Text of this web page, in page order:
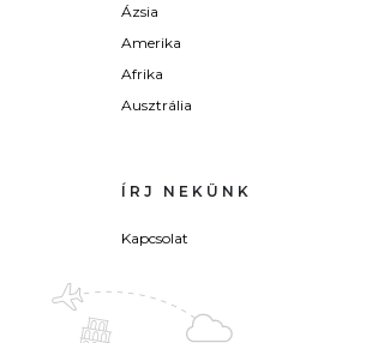
Ázsia
Amerika
Afrika
Ausztrália
ÍRJ NEKÜNK
Kapcsolat